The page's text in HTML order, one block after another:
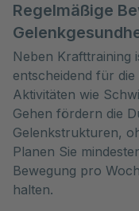
Regelmäßige
Neben Krafttraining
entscheidend für die
Aktivitäten wie
Gehen fördern die
Gelenkstrukturen,
Planen Sie
Bewegung pro
halten.